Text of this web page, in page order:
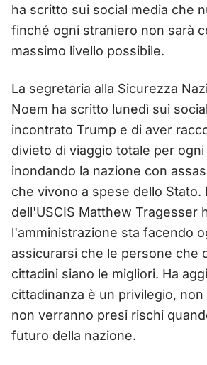
ha scritto sui social media che
finché ogni straniero non sarà
massimo livello possibile.
La segretaria alla Sicurezza
Noem ha scritto lunedì sui
incontrato Trump e di aver
divieto di viaggio totale per
inondando la nazione con
che vivono a spese dello Stato.
dell'USCIS Matthew Tragesser
l'amministrazione sta facendo
assicurarsi che le persone che
cittadini siano le migliori. Ha
cittadinanza è un privilegio,
non verranno presi rischi
futuro della nazione.